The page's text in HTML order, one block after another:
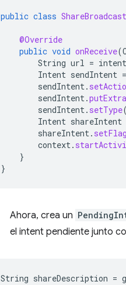
public class
@Override
public void onReceive(
String url = intent
Intent sendIntent =
sendIntent.
sendIntent.putExtra
sendIntent. setType(
Intent shareIntent
shareIntent.
context.
}
}
Ahora, crea un
el intent pendiente junto
String shareDescription =